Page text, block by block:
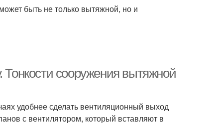
быть не только вытяжной, но и
сооружения вытяжной
удобнее сделать вентиляционный выход
с вентилятором, который вставляют в